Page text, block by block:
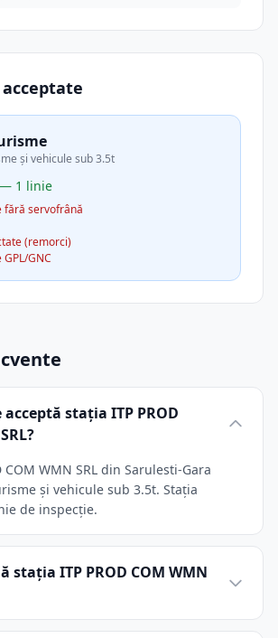
și vehicule sub 3.5t
1 linie
fără servofrână
(remorci)
GNC
acceptă stația ITP PROD
COM WMN SRL din Sarulesti-Gara
și vehicule sub 3.5t. Stația
de inspecție.
stația ITP PROD COM WMN